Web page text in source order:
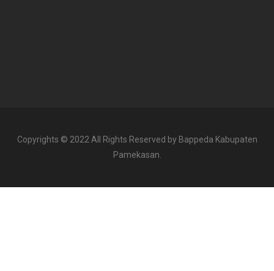
Copyrights © 2022 All Rights Reserved by Bappeda Kabupaten
Pamekasan.